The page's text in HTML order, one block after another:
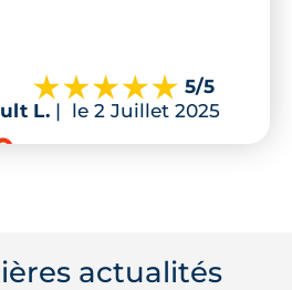
5/5
L. | le 2 Juillet 2025
actualités